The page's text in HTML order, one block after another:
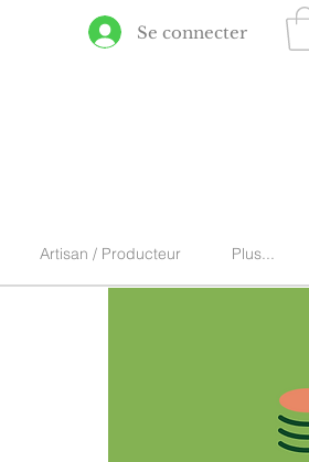
Se connecter
Artisan / Producteur Plus...